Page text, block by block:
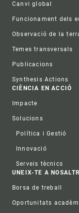
Canvi global
Funcionament dels
Observació de la
Temes transversals
Publicacions
Synthesis Actions
CIÈNCIA EN ACCIÓ
Impacte
Solucions
Política i Gestió
Innovació
Serveis tècnics
UNEIX-TE A
Borsa de treball
Oportunitats